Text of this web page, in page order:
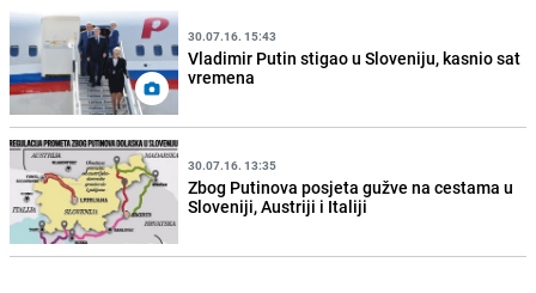
30.07.16. 15:43
Vladimir Putin stigao u Sloveniju, kasnio sat
vremena
30.07.16. 13:35
Zbog Putinova posjeta gužve na cestama u
Sloveniji, Austriji i Italiji